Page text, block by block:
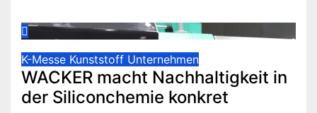
K-Messe Kunststoff Unternehmen
WACKER macht Nachhaltigkeit in
der Siliconchemie konkret